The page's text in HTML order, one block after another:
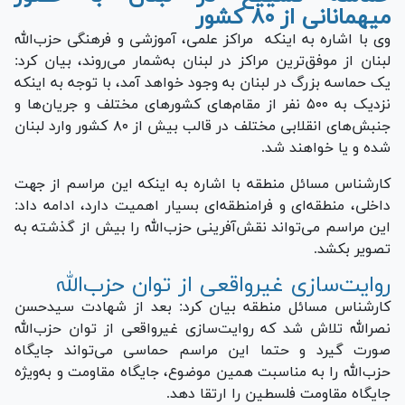
میهمانانی از ۸۰ کشور
وی با اشاره به اینکه مراکز علمی، آموزشی و فرهنگی حزب‌الله
لبنان از موفق‌ترین مراکز در لبنان به‌شمار می‌روند، بیان کرد:
یک حماسه بزرگ در لبنان به وجود خواهد آمد، با توجه به اینکه
نزدیک به ۵۰۰ نفر از مقام‌های کشور‌های مختلف و جریان‌ها و
جنبش‌های انقلابی مختلف در قالب بیش از ۸۰ کشور وارد لبنان
شده و یا خواهند شد.
کارشناس مسائل منطقه با اشاره به اینکه این مراسم از جهت
داخلی، منطقه‌ای و فرامنطقه‌ای بسیار اهمیت دارد، ادامه داد:
این مراسم می‌تواند نقش‌آفرینی حزب‌الله را بیش از گذشته به
تصویر بکشد.
روایت‌سازی غیرواقعی از توان حزب‌الله
کارشناس مسائل منطقه بیان کرد: بعد از شهادت سیدحسن
نصرالله تلاش شد که روایت‌سازی غیرواقعی از توان حزب‌الله
صورت گیرد و حتما این مراسم حماسی می‌تواند جایگاه
حزب‌الله را به مناسبت همین موضوع، جایگاه مقاومت و به‌ویژه
جایگاه مقاومت فلسطین را ارتقا دهد.